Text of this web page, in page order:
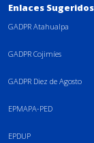
Enlaces Sugeridos
GADPR Atahualpa
GADPR Cojimíes
GADPR Diez de Agosto
EPMAPA-PED
EPDUP